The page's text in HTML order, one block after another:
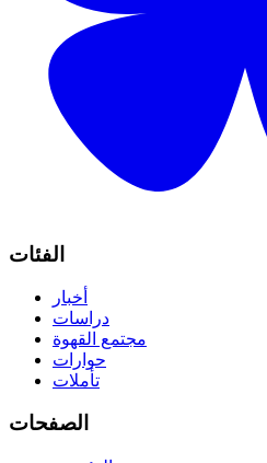
الفئات
أخبار
دراسات
مجتمع القهوة
حوارات
تأملات
الصفحات